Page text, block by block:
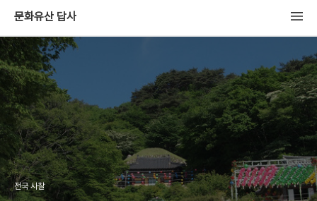
문화유산 답사
전국 사찰